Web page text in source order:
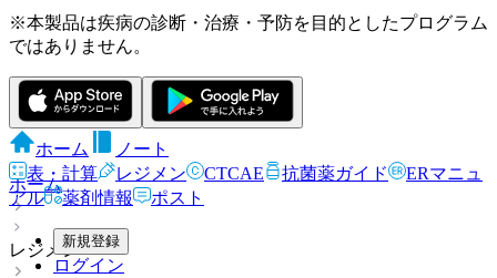
※本製品は疾病の診断・治療・予防を目的としたプログラム
ではありません。
ホーム
ノート
表・計算
レジメン CTCAE 抗菌薬ガイド
ERマニュ
アル
薬剤情報 ポスト
新規登録
ログイン
ホーム
レジメン